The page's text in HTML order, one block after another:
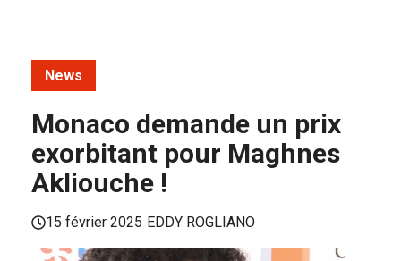
News
Monaco demande un prix
exorbitant pour Maghnes
Akliouche !
15 février 2025 EDDY ROGLIANO